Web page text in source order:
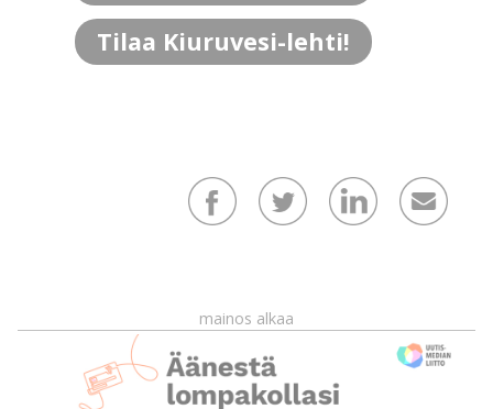
Tilaa Kiuruvesi-lehti!
mainos alkaa